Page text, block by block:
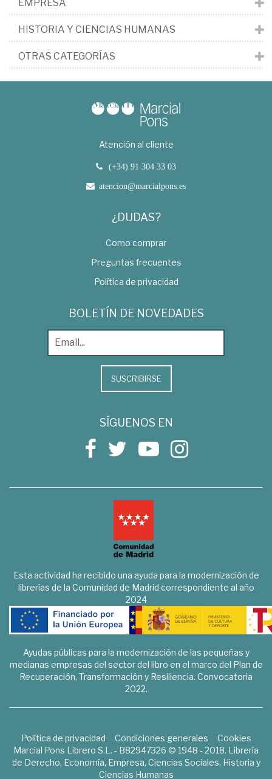
EMPRESA
HISTORIA Y CIENCIAS HUMANAS
OTRAS CATEGORÍAS
Atención al cliente
(+34) 91 304 33 03
atencion@marcialpons.es
¿DUDAS?
Como comprar
Preguntas frecuentes
Política de privacidad
BOLETÍN DE NOVEDADES
SUSCRIBIRSE
SÍGUENOS EN
Esta actividad ha recibido una ayuda para la modernización de
librerías de la Comunidad de Madrid correspondiente al año
2024
Ayudas públicas para la modernización de las pequeñas y
medianas empresas del sector del libro en el marco del Plan de
Recuperación, Transformación y Resiliencia. Convocatoria
2022.
Política de privacidad Condiciones generales
Cookies
Marcial Pons Librero S.L. - B82947326 © 1948 - 2018. Librería
de Derecho, Economía, Empresa, Ciencias Sociales, Historia y
Ciencias Humanas